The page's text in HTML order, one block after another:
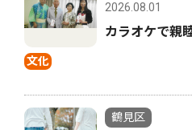
文化
2026.08.01
カラオケで親
鶴見区